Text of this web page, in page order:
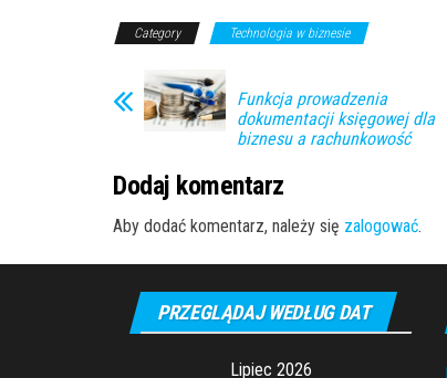
Category Technologia w biznesie
Funkcja prowadzenia
dokumentacji księgowej dla
biznesu a rachunkowość
Dodaj komentarz
Aby dodać komentarz, należy się zalogować.
PRZEGLĄDAJ WEDŁUG DAT
Lipiec 2026